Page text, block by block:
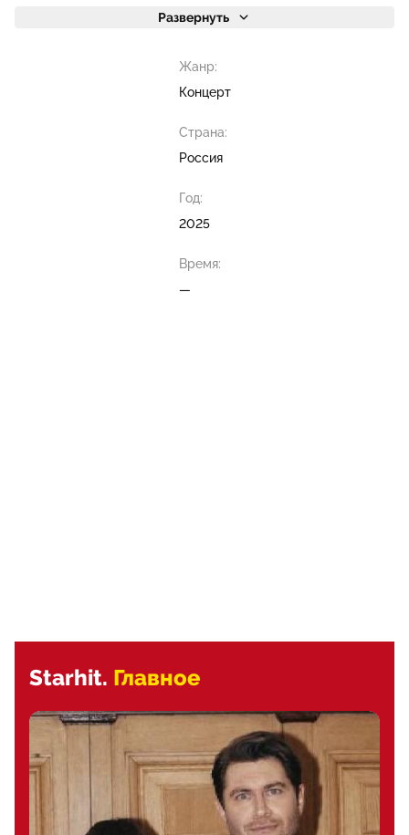
Развернуть
Жанр:
Концерт
Страна:
Россия
Год:
2025
Время:
—
Starhit. Главное